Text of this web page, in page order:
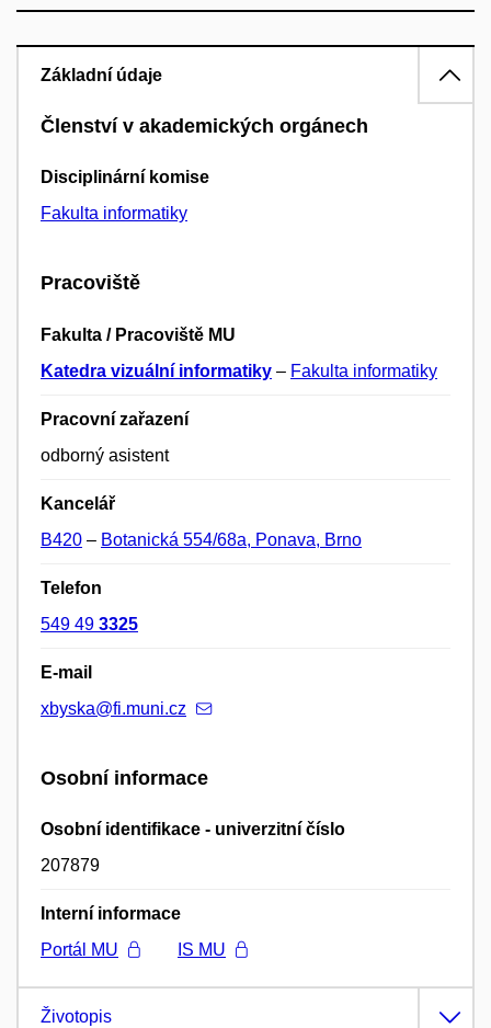
Základní údaje
Členství v akademických orgánech
Disciplinární komise
Fakulta informatiky
Pracoviště
Fakulta / Pracoviště MU
Katedra vizuální informatiky – Fakulta informatiky
Pracovní zařazení
odborný asistent
Kancelář
B420 – Botanická 554/68a, Ponava, Brno
Telefon
549 49 3325
E-mail
xbyska@fi.muni.cz
Osobní informace
Osobní identifikace - univerzitní číslo
207879
Interní informace
Portál MU
IS MU
Životopis